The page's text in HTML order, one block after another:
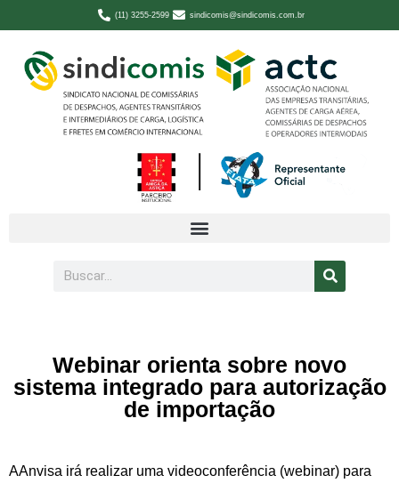
(11) 3255-2599 sindicomis@sindicomis.com.br
Webinar orienta sobre novo
sistema integrado para autorização
de importação
AAnvisa irá realizar uma videoconferência (webinar) para